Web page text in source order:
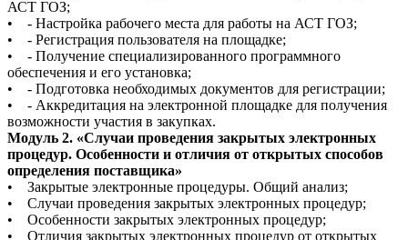
АСТ ГОЗ;
• - Настройка рабочего места для работы на АСТ ГОЗ;
• - Регистрация пользователя на площадке;
• - Получение специализированного программного
обеспечения и его установка;
• - Подготовка необходимых документов для регистрации;
• - Аккредитация на электронной площадке для получения
возможности участия в закупках.
Модуль 2. «Случаи проведения закрытых электронных
процедур. Особенности и отличия от открытых способов
определения поставщика»
• Закрытые электронные процедуры. Общий анализ;
• Случаи проведения закрытых электронных процедур;
• Особенности закрытых электронных процедур;
• Отличия закрытых электронных процедур от открытых